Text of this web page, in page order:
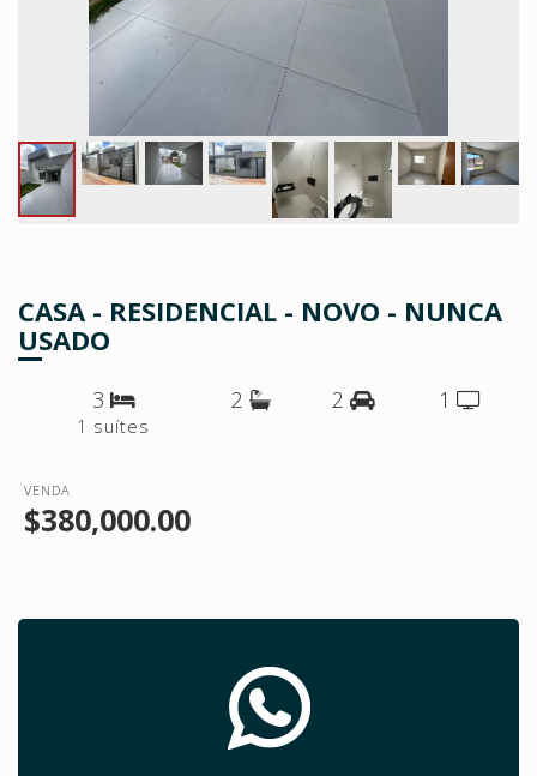
CASA - RESIDENCIAL - NOVO - NUNCA
USADO
3
1 suítes
2 2 1
VENDA
$380,000.00